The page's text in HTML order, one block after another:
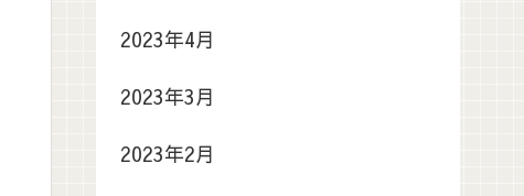
2023年4月
2023年3月
2023年2月